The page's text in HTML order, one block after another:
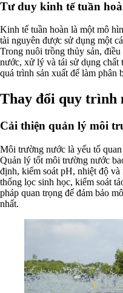
Tư duy kinh tế tuần
Kinh tế tuần hoàn là một mô
tài nguyên được sử dụng một
Trong nuôi trồng thủy sản,
nước, xử lý và tái sử dụng chất
quá trình sản xuất để làm phân
Thay đổi quy trình
Cải thiện quản lý môi
Môi trường nước là yếu tố
Quản lý tốt môi trường nước
định, kiểm soát pH, nhiệt độ
thống lọc sinh học, kiểm soát
pháp quan trọng để đảm bảo
nhất.